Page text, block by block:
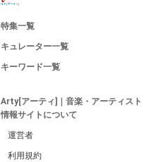
特集一覧
キュレーター一覧
キーワード一覧
Arty[アーティ]｜音楽・アーティスト
情報サイトについて
運営者
利用規約